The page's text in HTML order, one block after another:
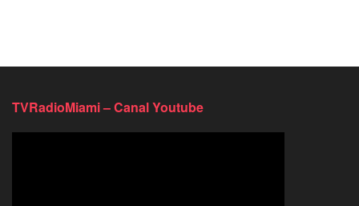
TVRadioMiami – Canal Youtube